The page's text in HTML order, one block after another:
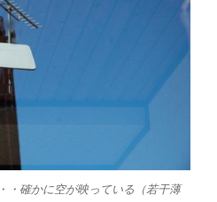
・確かに空が映っている（若干薄